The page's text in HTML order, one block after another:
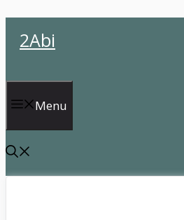
atla2Abi
Menu